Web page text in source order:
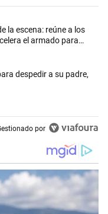
comentarios en los
Milei vuelve al centro de
la escena: reúne a los
el armado para
Messi llegó a Rosario
despedir a su padre,
por